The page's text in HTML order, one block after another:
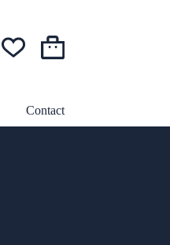
Winkelwagen
Contact